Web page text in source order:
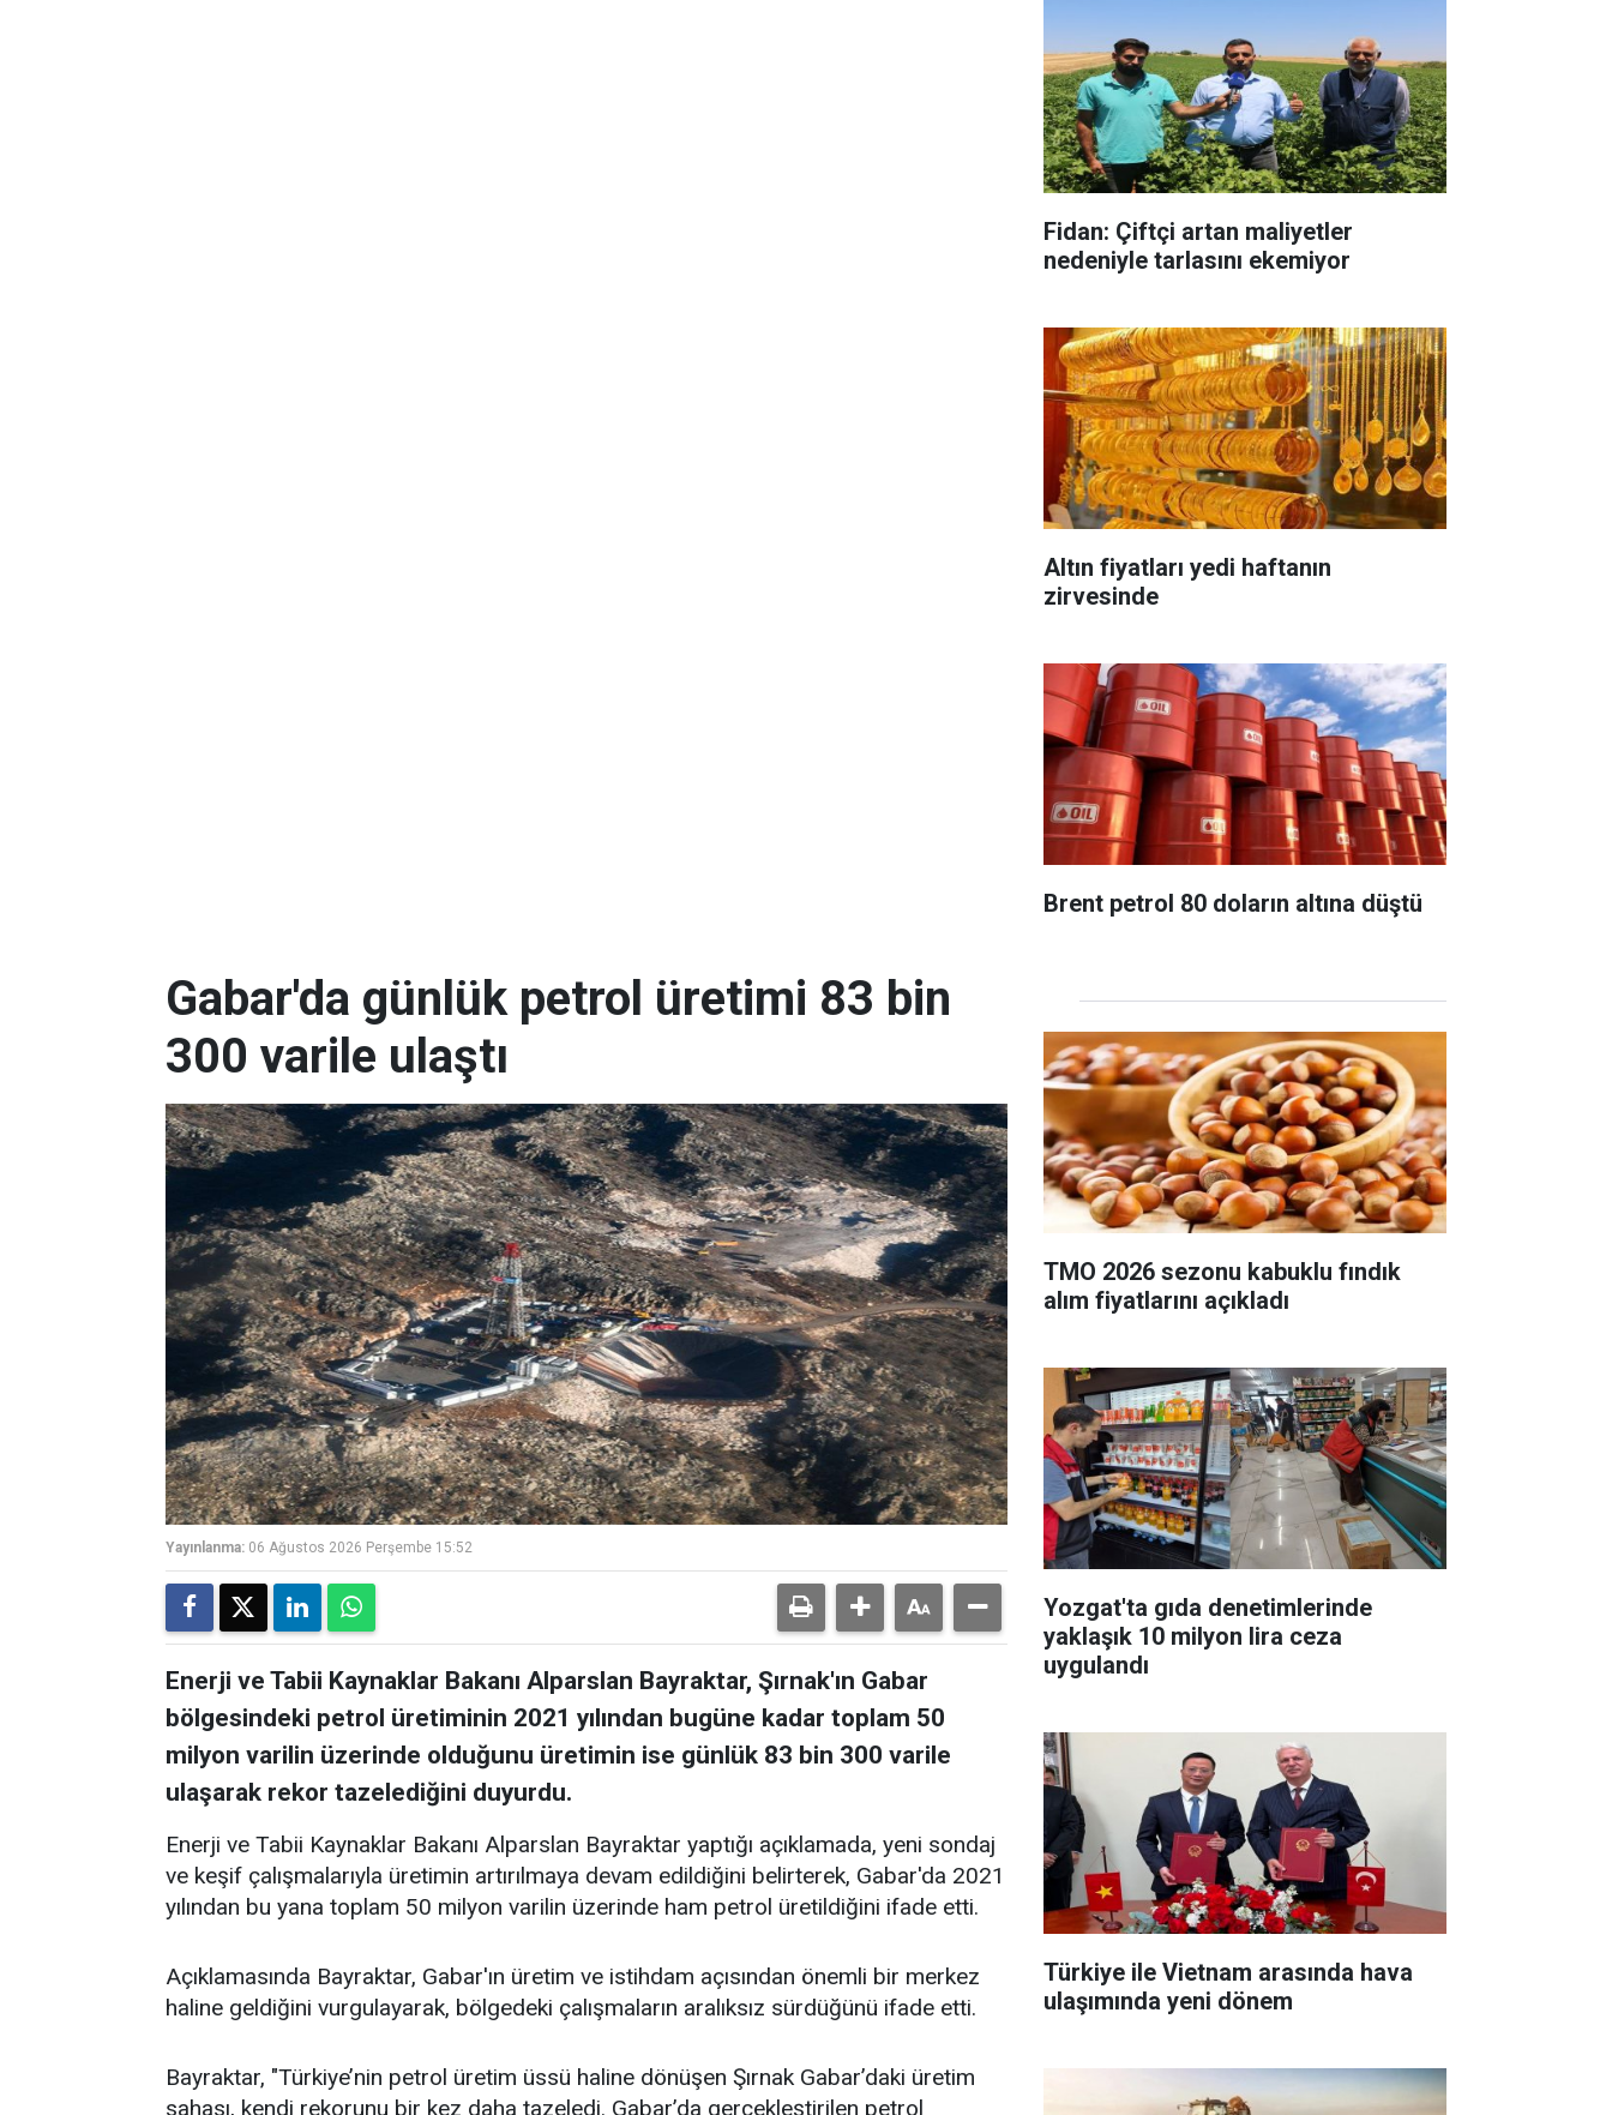
Fidan: Çiftçi artan maliyetler
nedeniyle tarlasını ekemiyor
Altın fiyatları yedi haftanın
zirvesinde
Brent petrol 80 doların altına düştü
Gabar'da günlük petrol üretimi 83 bin
300 varile ulaştı
Yayınlanma: 06 Ağustos 2026 Perşembe 15:52
Enerji ve Tabii Kaynaklar Bakanı Alparslan Bayraktar, Şırnak'ın Gabar
bölgesindeki petrol üretiminin 2021 yılından bugüne kadar toplam 50
milyon varilin üzerinde olduğunu üretimin ise günlük 83 bin 300 varile
ulaşarak rekor tazelediğini duyurdu.
Enerji ve Tabii Kaynaklar Bakanı Alparslan Bayraktar yaptığı açıklamada, yeni sondaj
ve keşif çalışmalarıyla üretimin artırılmaya devam edildiğini belirterek, Gabar'da 2021
yılından bu yana toplam 50 milyon varilin üzerinde ham petrol üretildiğini ifade etti.
Açıklamasında Bayraktar, Gabar'ın üretim ve istihdam açısından önemli bir merkez
haline geldiğini vurgulayarak, bölgedeki çalışmaların aralıksız sürdüğünü ifade etti.
Bayraktar, "Türkiye’nin petrol üretim üssü haline dönüşen Şırnak Gabar’daki üretim
sahası, kendi rekorunu bir kez daha tazeledi. Gabar’da gerçekleştirilen petrol
TMO 2026 sezonu kabuklu fındık
alım fiyatlarını açıkladı
Yozgat'ta gıda denetimlerinde
yaklaşık 10 milyon lira ceza
uygulandı
Türkiye ile Vietnam arasında hava
ulaşımında yeni dönem